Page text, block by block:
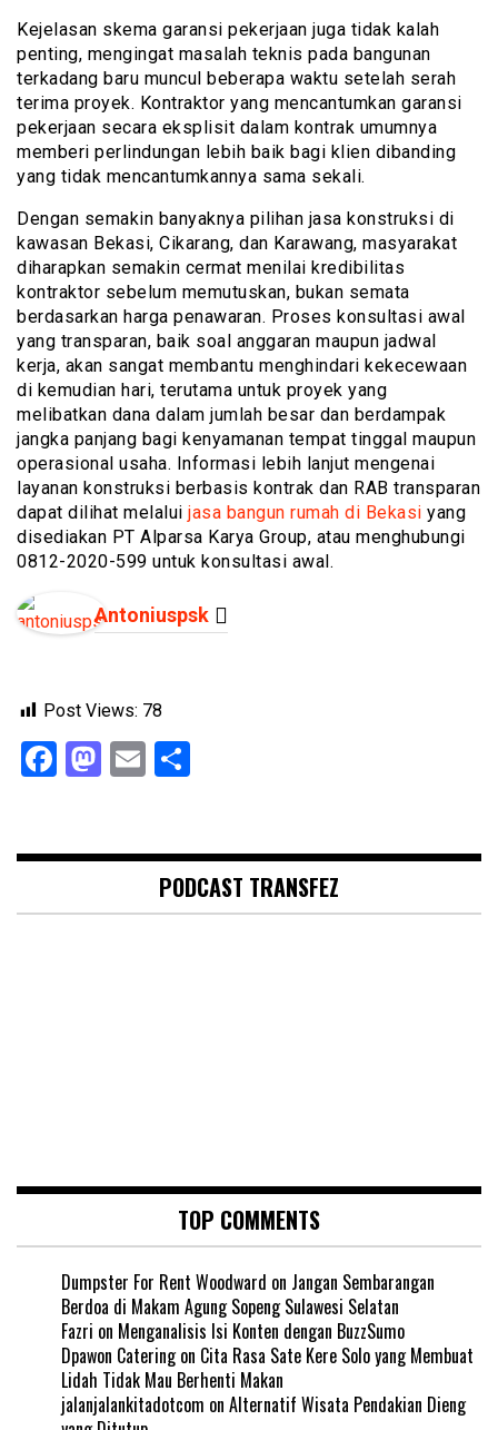
Kejelasan skema garansi pekerjaan juga tidak kalah
penting, mengingat masalah teknis pada bangunan
terkadang baru muncul beberapa waktu setelah serah
terima proyek. Kontraktor yang mencantumkan garansi
pekerjaan secara eksplisit dalam kontrak umumnya
memberi perlindungan lebih baik bagi klien dibanding
yang tidak mencantumkannya sama sekali.
Dengan semakin banyaknya pilihan jasa konstruksi di
kawasan Bekasi, Cikarang, dan Karawang, masyarakat
diharapkan semakin cermat menilai kredibilitas
kontraktor sebelum memutuskan, bukan semata
berdasarkan harga penawaran. Proses konsultasi awal
yang transparan, baik soal anggaran maupun jadwal
kerja, akan sangat membantu menghindari kekecewaan
di kemudian hari, terutama untuk proyek yang
melibatkan dana dalam jumlah besar dan berdampak
jangka panjang bagi kenyamanan tempat tinggal maupun
operasional usaha. Informasi lebih lanjut mengenai
layanan konstruksi berbasis kontrak dan RAB transparan
dapat dilihat melalui jasa bangun rumah di Bekasi yang
disediakan PT Alparsa Karya Group, atau menghubungi
0812-2020-599 untuk konsultasi awal.
Antoniuspsk
Post Views: 78
Facebook
Mastodon
Email
PODCAST TRANSFEZ
TOP COMMENTS
Dumpster For Rent Woodward on Jangan Sembarangan
Berdoa di Makam Agung Sopeng Sulawesi Selatan
Fazri on Menganalisis Isi Konten dengan BuzzSumo
Dpawon Cateringon Cita Rasa Sate Kere Solo yang Membuat
Lidah Tidak Mau Berhenti Makan
jalanjalankitadotcom on Alternatif Wisata Pendakian Dieng